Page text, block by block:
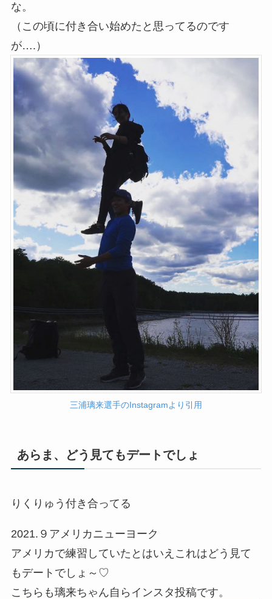
な。
（この頃に付き合い始めたと思ってるのです
が….）
三浦璃来選手のInstagramより引用
あらま、どう見てもデートでしょ
りくりゅう付き合ってる
2021.９アメリカニューヨーク
アメリカで練習していたとはいえこれはどう見て
もデートでしょ～♡
こちらも璃来ちゃん自らインスタ投稿です。